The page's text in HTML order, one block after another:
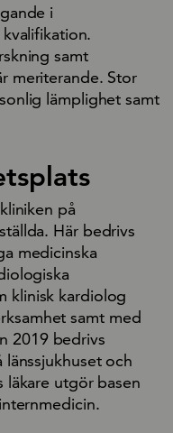
i
samt
meriterande. Stor
lämplighet samt
på
Här bedrivs
medicinska
klinisk kardiolog
samt med
2019 bedrivs
och
läkare utgör basen